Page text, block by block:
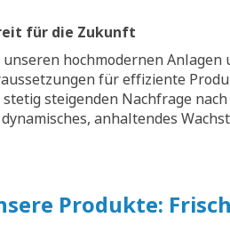
für die Zukunft
hochmodernen
für effiziente
steigenden Nachfrage
anhaltendes
Produkte: